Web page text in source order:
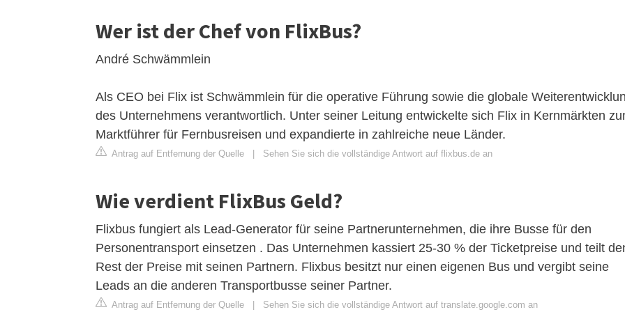
Wer ist der Chef von FlixBus?
André Schwämmlein
Als CEO bei Flix ist Schwämmlein für die operative Führung sowie die globale
des Unternehmens verantwortlich. Unter seiner Leitung entwickelte sich Flix in Kernmärkten
Marktführer für Fernbusreisen und expandierte in zahlreiche neue Länder.
Antrag auf Entfernung der Quelle | Sehen Sie sich die vollständige Antwort auf flixbus.de an
Wie verdient FlixBus Geld?
Flixbus fungiert als Lead-Generator für seine Partnerunternehmen, die ihre Busse für den
Personentransport einsetzen . Das Unternehmen kassiert 25-30 % der Ticketpreise und teilt
Rest der Preise mit seinen Partnern. Flixbus besitzt nur einen eigenen Bus und vergibt seine
Leads an die anderen Transportbusse seiner Partner.
Antrag auf Entfernung der Quelle | Sehen Sie sich die vollständige Antwort auf translate.google.com an